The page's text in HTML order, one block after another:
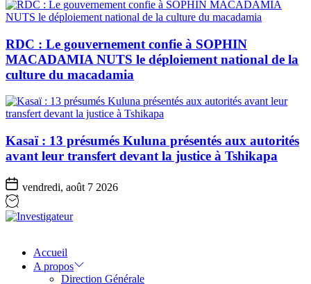
RDC : Le gouvernement confie à SOPHIN
MACADAMIA NUTS le déploiement national de la
culture du macadamia
Kasaï : 13 présumés Kuluna présentés aux autorités
avant leur transfert devant la justice à Tshikapa
vendredi, août 7 2026
Accueil
A propos
Direction Générale